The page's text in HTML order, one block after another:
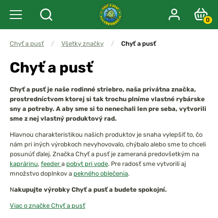
0
Chyť a pusť / Všetky značky / Chyť a pusť
Chyť a pusť
Chyť a pusť je naše rodinné striebro, naša privátna značka,
prostredníctvom ktorej si tak trochu plníme vlastné rybárske
sny a potreby. A aby sme si to nenechali len pre seba, vytvorili
sme z nej vlastný produktový rad.
Hlavnou charakteristikou našich produktov je snaha vylepšiť to, čo
nám pri iných výrobkoch nevyhovovalo, chýbalo alebo sme to chceli
posunúť ďalej. Značka Chyť a pusť je zameraná predovšetkým na
kaprárinu, feeder a pobyt pri vode. Pre radosť sme vytvorili aj
množstvo doplnkov a pekného oblečenia.
Nakupujte výrobky Chyť a pusť a budete spokojní.
Viac o značke Chyť a pusť